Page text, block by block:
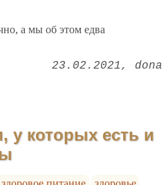
а мы об этом едва
23.02.2021 dona
которых есть и